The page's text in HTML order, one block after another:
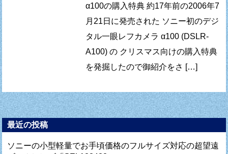
α100の購入特典 約17年前の2006年7
月21日に発売された ソニー初のデジ
タル一眼レフカメラ α100 (DSLR-
A100) の クリスマス向けの購入特典
を発掘したので御紹介をさ […]
最近の投稿
ソニーの小型軽量でお手頃価格のフルサイズ対応の超望遠